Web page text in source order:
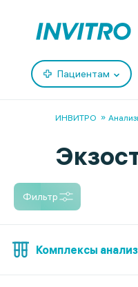
Пациентам
ИНВИТРО
Фильтр
Комплексы